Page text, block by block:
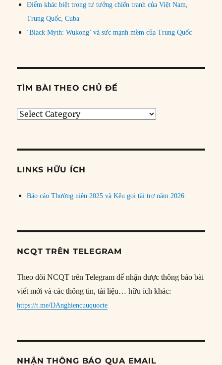
Điểm khác biệt trong tư tưởng chiến tranh của Việt Nam,
Trung Quốc, Cuba
‘Black Myth: Wukong’ và sức mạnh mềm của Trung Quốc
TÌM BÀI THEO CHỦ ĐỀ
Tìm
đề
LINKS HỮU ÍCH
Báo cáo Thường niên 2025 và Kêu gọi tài trợ năm 2026
NCQT TRÊN TELEGRAM
Theo dõi NCQT trên Telegram để nhận được thông báo bài
viết mới và các thông tin, tài liệu… hữu ích khác:
https://t.me/DAnghiencuuquocte
NHẬN THÔNG BÁO QUA EMAIL